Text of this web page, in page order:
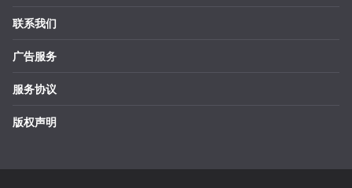
联系我们
广告服务
服务协议
版权声明